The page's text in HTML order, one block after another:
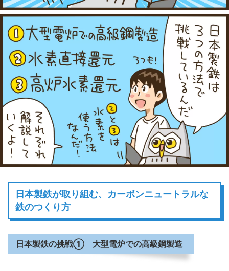
日本製鉄が取り組む、カーボンニュートラルな
鉄のつくり方
日本製鉄の挑戦① 大型電炉での高級鋼製造